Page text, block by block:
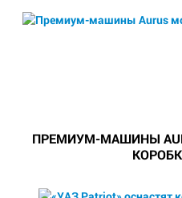
ПРЕМИУМ-МАШИНЫ